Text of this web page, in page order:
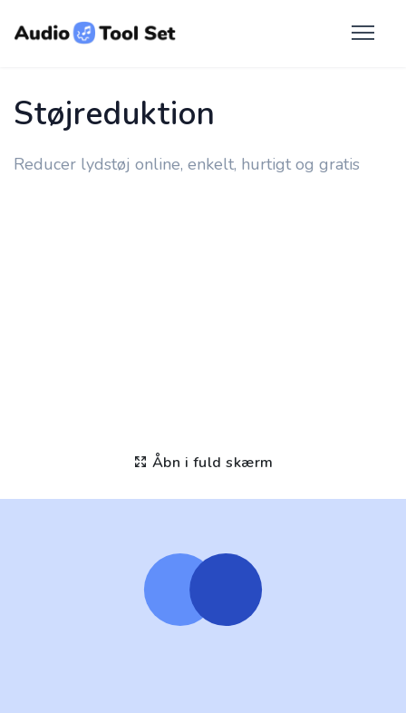
Støjreduktion
Reducer lydstøj online, enkelt, hurtigt og gratis
Åbn i fuld skærm